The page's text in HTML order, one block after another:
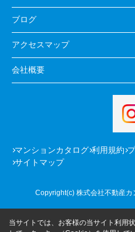
ブログ
アクセスマップ
会社概要
マンションカタログ 利用規約
サイトマップ
Copyright(c) 株式会社不動産
当サイトでは、お客様の当サイト利用